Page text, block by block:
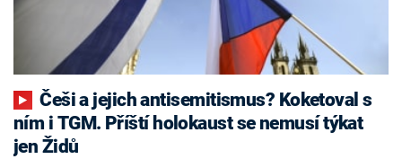
Češi a jejich antisemitismus? Koketoval s
ním i TGM. Příští holokaust se nemusí týkat
jen Židů